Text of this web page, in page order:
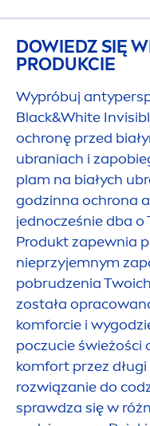
DOWIEDZ SIĘ
PRODUKCIE
Wypróbuj
Black&White
ochronę przed
ubraniach i
plam na białych
godzinna ochrona
jednocześnie dba o
Produkt zapewnia
nieprzyjemnym
pobrudzenia
została
komforcie i
poczucie
komfort przez
rozwiązanie do
sprawdza się w